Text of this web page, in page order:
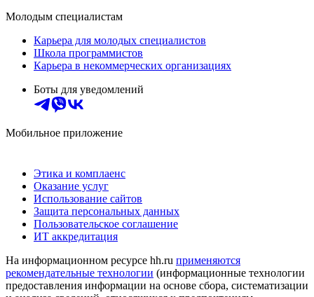
Молодым специалистам
Карьера для молодых специалистов
Школа программистов
Карьера в некоммерческих организациях
Боты для уведомлений
Мобильное приложение
Этика и комплаенс
Оказание услуг
Использование сайтов
Защита персональных данных
Пользовательское соглашение
ИТ аккредитация
На информационном ресурсе hh.ru применяются
рекомендательные технологии (информационные технологии
предоставления информации на основе сбора, систематизации